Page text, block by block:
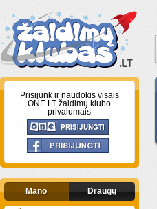
Prisijunk ir naudokis visais
ONE.LT žaidimų klubo
privalumais
Mano Draugų